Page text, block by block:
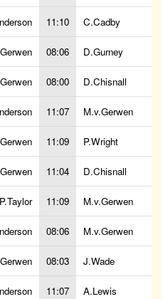
11:10 C.Cadby
08:06 D.Gurney
08:00 D.Chisnall
11:07 M.v.Gerwen
11:09 P.Wright
11:04 D.Chisnall
P.Taylor 11:09 M.v.Gerwen
08:06 M.v.Gerwen
08:03 J.Wade
11:07 A.Lewis